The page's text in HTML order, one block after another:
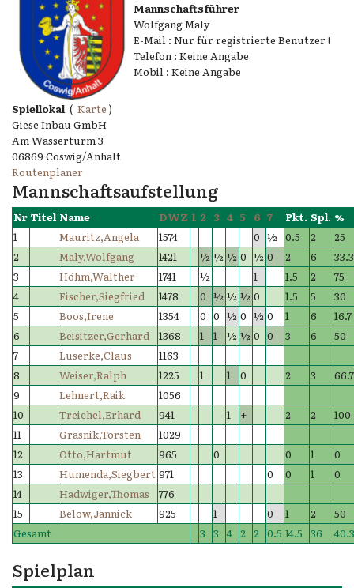
Mannschaftsführer
Wolfgang Maly
E-Mail : Nur für registrierte Benutzer !
Telefon : Keine Angabe
Mobil : Keine Angabe
Spiellokal( Karte )
Giese Inbau GmbH
Am Wasserturm 3
06869 Coswig/Anhalt
Routenplaner
Mannschaftsaufstellung
Nr Titel Name DWZ 1 2 3 4 5 6 7 Pkt. Spl. %
1
Mauritz,Angela 1574 0 ½ 0.5 2
25
2
Maly,Wolfgang 1421 ½ ½ ½ 0 ½ 0 2 6
33.3
3
Höhm,Walther 1741 ½ 1 1.5 2
75
4
Fischer,Siegfried 1478 0 ½ ½ ½ 0 1.5 5
30
5
Boos,Irene 1354 0 0 ½ 0 ½ 0 1 6
16.7
6
Beisitzer,Gerhard 1368 1 1 ½ ½ 0 0 3 6
50
7
Luserke,Claus
1163
8
Weiser,Ralph 1225 1 1 0 2 3
66.7
9
Lehnert,Raik
1056
10
Treichel,Erhard 941 1 + 2 2
100
11
Grasnik,Torsten
1029
12
Otto,Hartmut 965 0 0 1
0
13
Humenda,Siegbert 971 0 0 1
0
14
Hadwiger,Thomas
776
15
Below,Jannick 925 1 0 1 2
50
Gesamt
3 3 4 2 2 0.5 14.5 36
Spielplan